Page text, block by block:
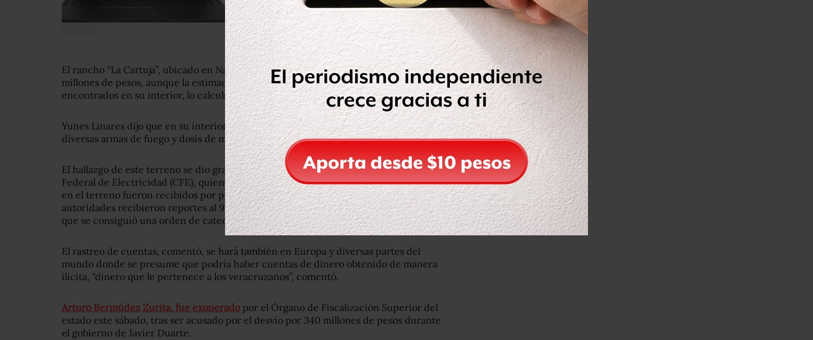
El rancho “La Cartuja”, ubicado en Naolinco, muy cerca de Xalapa, está valuado en 40
millones de pesos, aunque la estimación oficial que toma en cuenta los bienes
encontrados en su interior, lo calcula en 100 millones de pesos.
Yunes Linares dijo que en su interior fueron encontrados 10 casquillos 38 especial,
diversas armas de fuego y dosis de mariguana, así como dos ornamentas de vaca.
El hallazgo de este terreno se dio gracias un reporte del personal de la Comisión
Federal de Electricidad (CFE), quienes al tratar de hacer una inspección de rutina
en el terreno fueron recibidos por personas con armas de fuego, posteriormente, las
autoridades recibieron reportes al 911 sobre actividades ilícitas en dicho lugar por lo
que se consiguió una orden de cateo la cual se llevó a cabo el pasado 23 de marzo.
El rastreo de cuentas, comentó, se hará también en Europa y diversas partes del
mundo donde se presume que podría haber cuentas de dinero obtenido de manera
ilícita, “dinero que le pertenece a los veracruzanos”, comentó.
Arturo Bermúdez Zurita, fue exonerado por el Órgano de Fiscalización Superior del
estado este sábado, tras ser acusado por el desvío por 340 millones de pesos durante
el gobierno de Javier Duarte.